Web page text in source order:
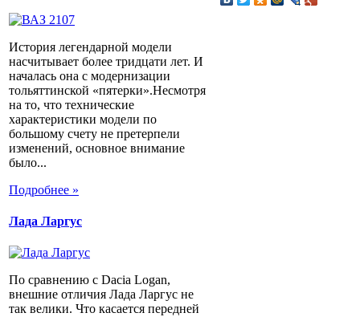
История легендарной модели
насчитывает более тридцати лет. И
началась она с модернизации
тольяттинской «пятерки».Несмотря
на то, что технические
характеристики модели по
большому счету не претерпели
изменений, основное внимание
было...
Подробнее »
Лада Ларгус
По сравнению с Dacia Logan,
внешние отличия Лада Ларгус не
так велики. Что касается передней